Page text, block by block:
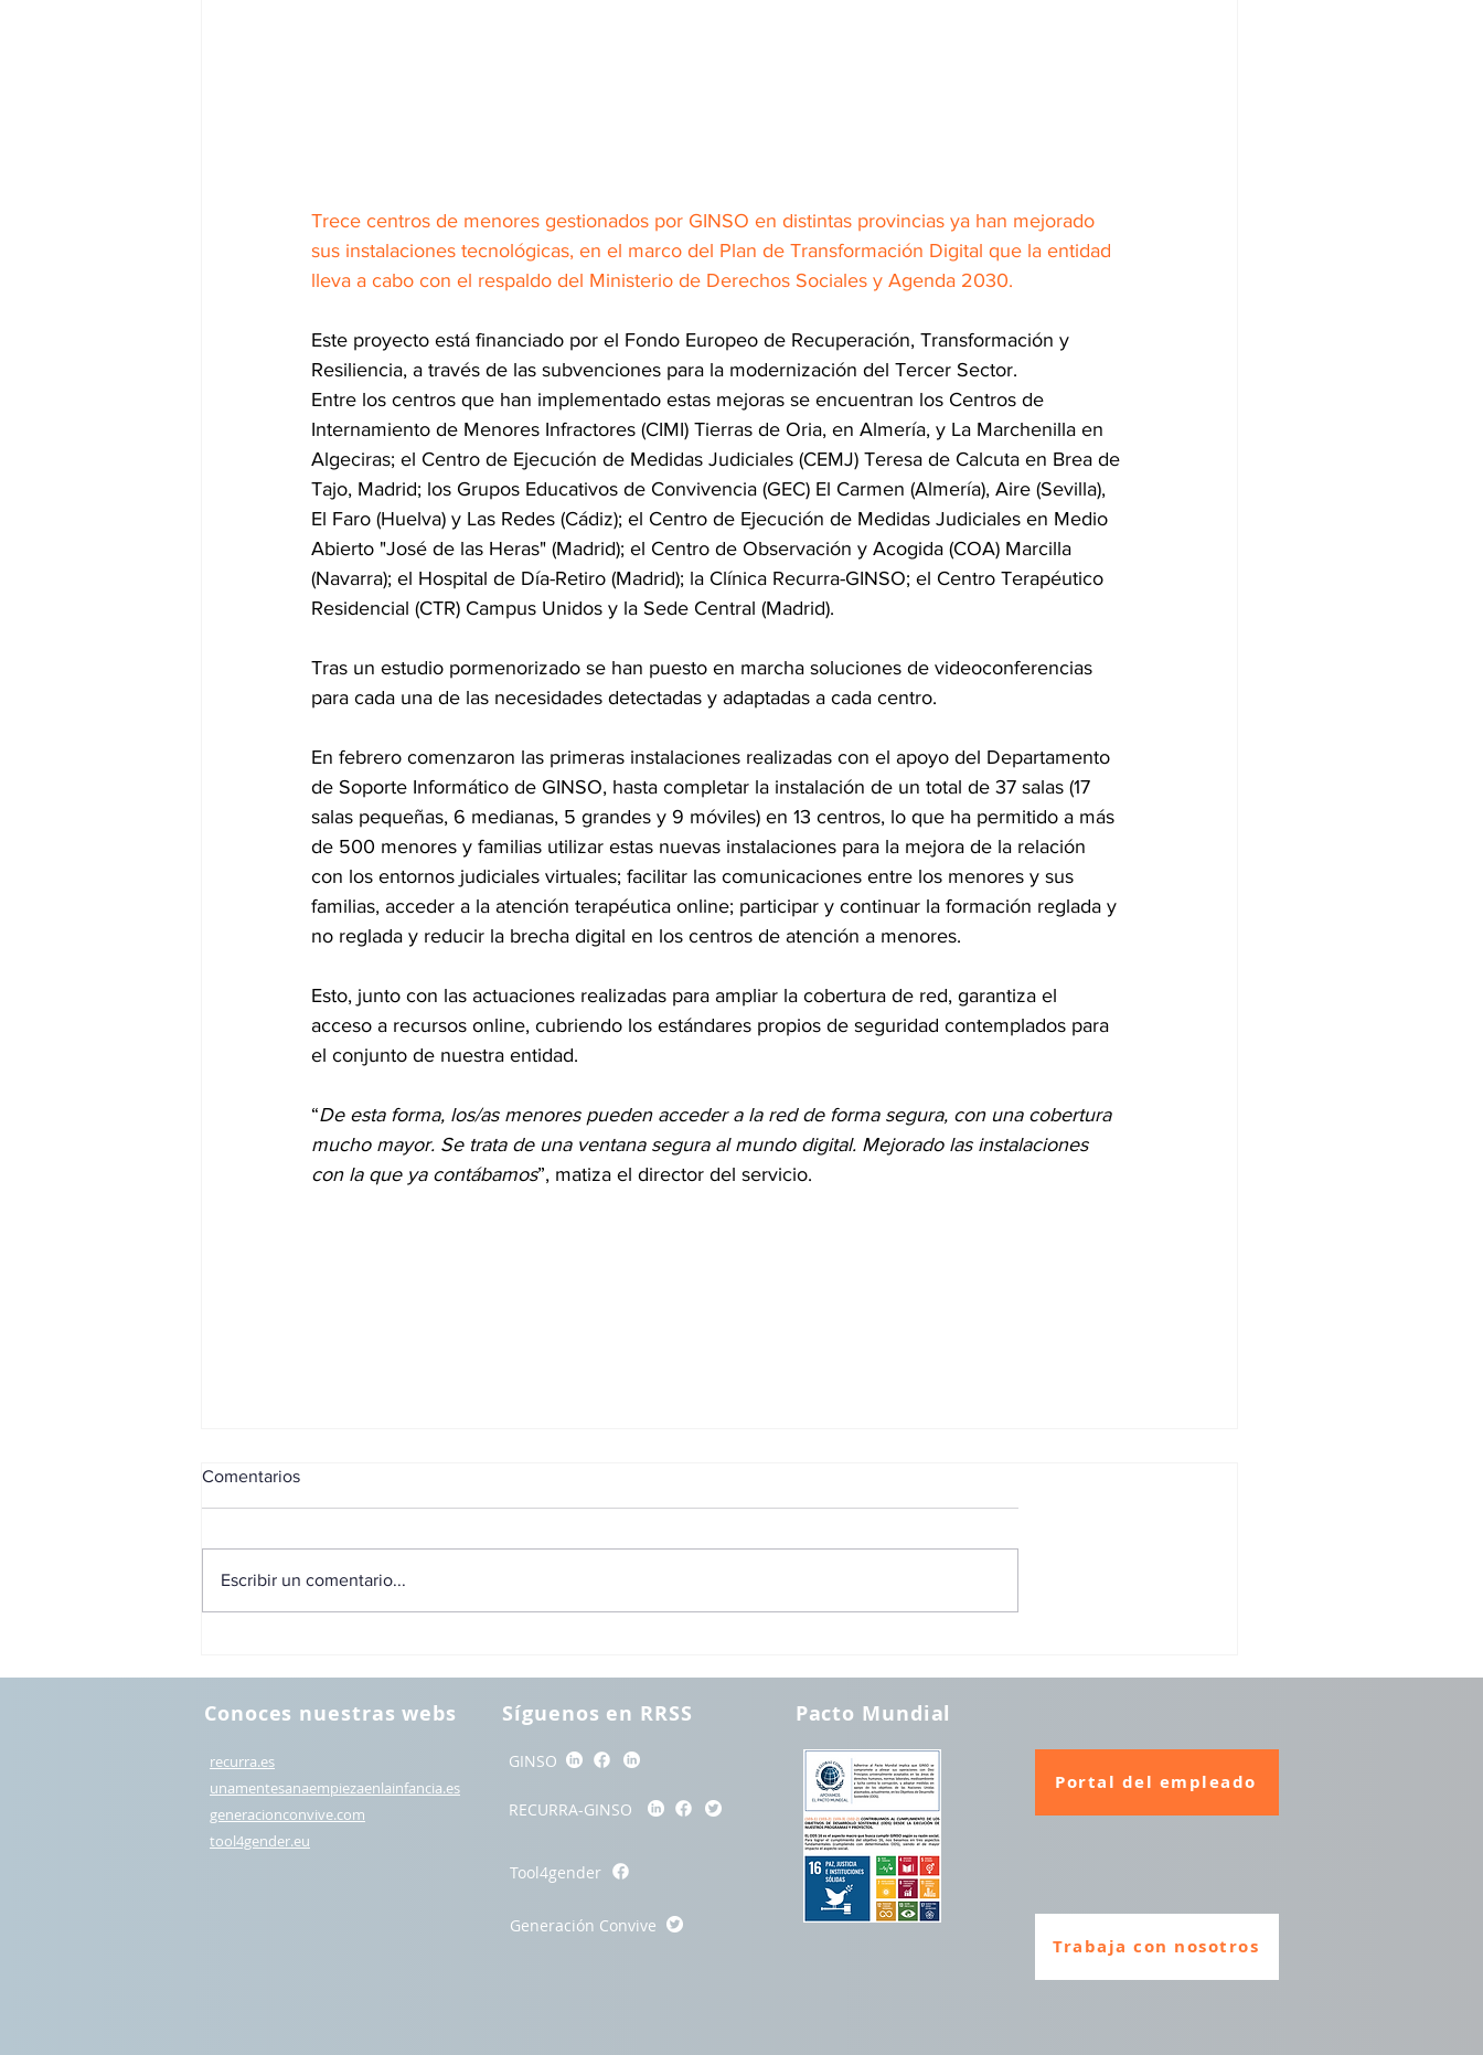
Trece centros de menores gestionados por GINSO en distintas provincias ya han mejorado
sus instalaciones tecnológicas, en el marco del Plan de Transformación Digital que la entidad
lleva a cabo con el respaldo del Ministerio de Derechos Sociales y Agenda 2030.
Este proyecto está financiado por el Fondo Europeo de Recuperación, Transformación y
Resiliencia, a través de las subvenciones para la modernización del Tercer Sector.
Entre los centros que han implementado estas mejoras se encuentran los Centros de
Internamiento de Menores Infractores (CIMI) Tierras de Oria, en Almería, y La Marchenilla en
Algeciras; el Centro de Ejecución de Medidas Judiciales (CEMJ) Teresa de Calcuta en Brea de
Tajo, Madrid; los Grupos Educativos de Convivencia (GEC) El Carmen (Almería), Aire (Sevilla),
El Faro (Huelva) y Las Redes (Cádiz); el Centro de Ejecución de Medidas Judiciales en Medio
Abierto "José de las Heras" (Madrid); el Centro de Observación y Acogida (COA) Marcilla
(Navarra); el Hospital de Día-Retiro (Madrid); la Clínica Recurra-GINSO; el Centro Terapéutico
Residencial (CTR) Campus Unidos y la Sede Central (Madrid).
Tras un estudio pormenorizado se han puesto en marcha soluciones de videoconferencias
para cada una de las necesidades detectadas y adaptadas a cada centro.
En febrero comenzaron las primeras instalaciones realizadas con el apoyo del Departamento
de Soporte Informático de GINSO, hasta completar la instalación de un total de 37 salas (17
salas pequeñas, 6 medianas, 5 grandes y 9 móviles) en 13 centros, lo que ha permitido a más
de 500 menores y familias utilizar estas nuevas instalaciones para la mejora de la relación
con los entornos judiciales virtuales; facilitar las comunicaciones entre los menores y sus
familias, acceder a la atención terapéutica online; participar y continuar la formación reglada y
no reglada y reducir la brecha digital en los centros de atención a menores.
Esto, junto con las actuaciones realizadas para ampliar la cobertura de red, garantiza el
acceso a recursos online, cubriendo los estándares propios de seguridad contemplados para
el conjunto de nuestra entidad.
“De esta forma, los/as menores pueden acceder a la red de forma segura, con una cobertura
mucho mayor. Se trata de una ventana segura al mundo digital. Mejorado las instalaciones
con la que ya contábamos”, matiza el director del servicio.
Comentarios
Escribir un comentario...
Conoces nuestras webs Síguenos en RRSS
recurra.es
unamentesanaempiezaenlainfancia.es
generacionconvive.com
tool4gender.eu
GINSO
RECURRA-GINSO
Tool4gender
Generación Convive
Pacto Mundial
Portal del empleado
Trabaja con nosotros